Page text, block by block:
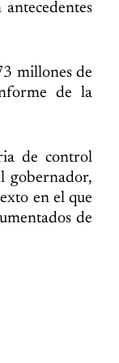
millones de
de la
de control
gobernador,
en el que
de